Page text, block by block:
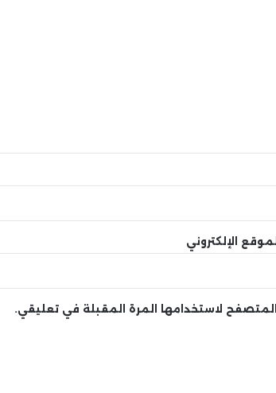
الموقع الإلكتروني
المتصفح لاستخدامها المرة المقبلة في تعليقي.